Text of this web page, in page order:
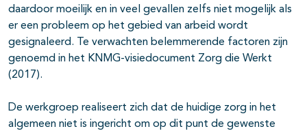
daardoor moeilijk en in veel gevallen zelfs niet mogelijk als
er een probleem op het gebied van arbeid wordt
gesignaleerd. Te verwachten belemmerende factoren zijn
genoemd in het KNMG-visiedocument Zorg die Werkt
(2017).
De werkgroep realiseert zich dat de huidige zorg in het
algemeen niet is ingericht om op dit punt de gewenste